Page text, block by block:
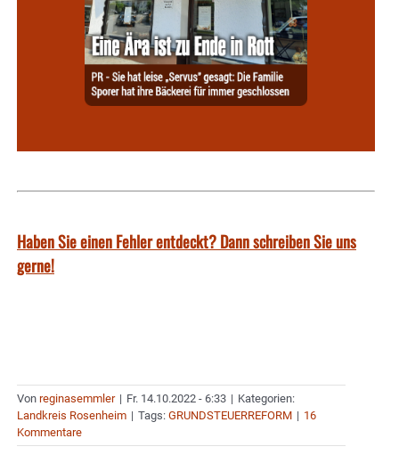
Haben Sie einen Fehler entdeckt? Dann schreiben Sie uns
gerne!
Von reginasemmler | Fr. 14.10.2022 - 6:33 | Kategorien:
Landkreis Rosenheim | Tags: GRUNDSTEUERREFORM | 16
Kommentare